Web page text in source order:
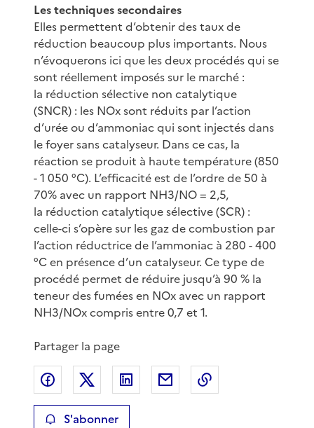
Les techniques secondaires
Elles permettent d’obtenir des taux de
réduction beaucoup plus importants. Nous
n’évoquerons ici que les deux procédés qui se
sont réellement imposés sur le marché :
la réduction sélective non catalytique
(SNCR) : les NOx sont réduits par l’action
d’urée ou d’ammoniac qui sont injectés dans
le foyer sans catalyseur. Dans ce cas, la
réaction se produit à haute température (850
- 1 050 °C). L’efficacité est de l’ordre de 50 à
70% avec un rapport NH3/NO = 2,5,
la réduction catalytique sélective (SCR) :
celle-ci s’opère sur les gaz de combustion par
l’action réductrice de l’ammoniac à 280 - 400
°C en présence d’un catalyseur. Ce type de
procédé permet de réduire jusqu’à 90 % la
teneur des fumées en NOx avec un rapport
NH3/NOx compris entre 0,7 et 1.
Partager la page
Partager sur Facebook
Partager sur XPartager sur LinkedIn
Partager par email
S'abonner